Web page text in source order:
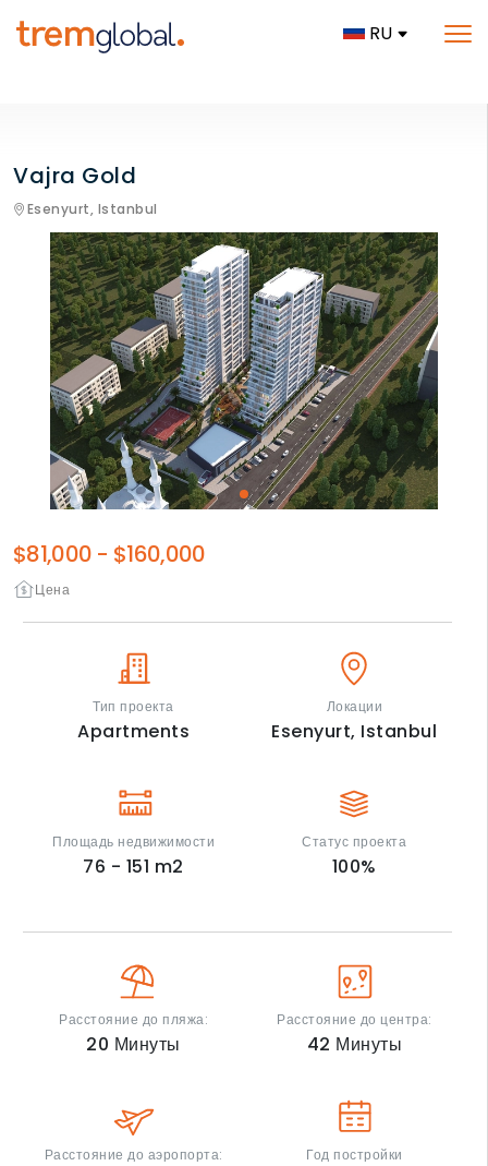
RU
Vajra Gold
Esenyurt, Istanbul
Цена
$81,000 - $160,000
Тип проекта
Apartments
Локации
Esenyurt, Istanbul
Площадь недвижимости
76 - 151 m2
Статус проекта
100%
Расстояние до пляжа:
20 Минуты
Расстояние до центра:
42 Минуты
Расстояние до аэропорта: Год постройки